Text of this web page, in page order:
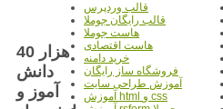
قالب وردپرس
قالب رایگان جوملا
هاست جوملا
هاست اقتصادی
خرید دامنه
فروشگاه ساز رایگان
آموزش طراحی سایت
آموزش html و css
40 هزار
دانش
آموز و